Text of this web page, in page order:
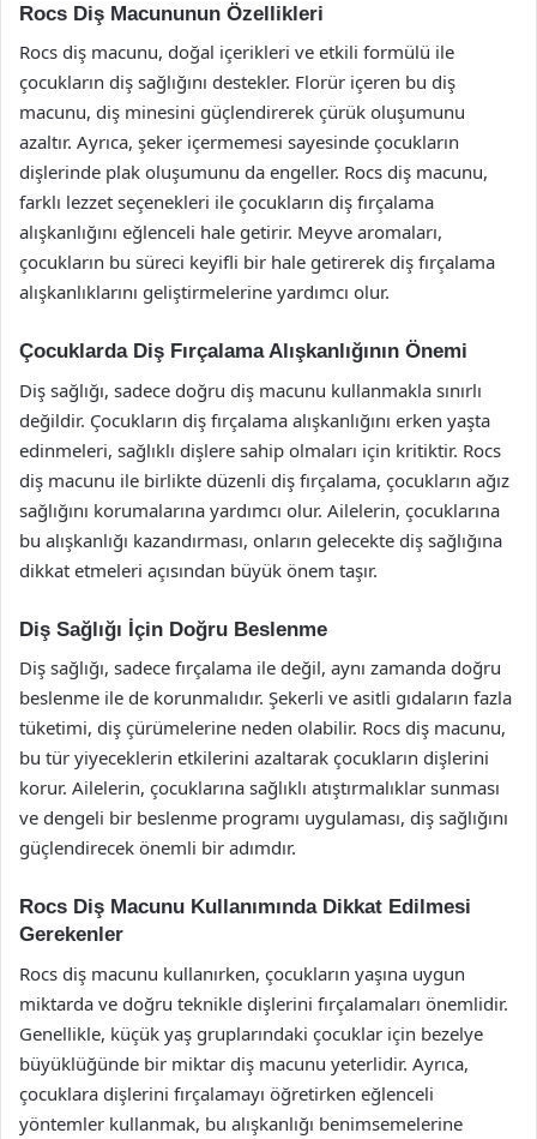
Rocs Diş Macununun Özellikleri
Rocs diş macunu, doğal içerikleri ve etkili formülü ile
çocukların diş sağlığını destekler. Florür içeren bu diş
macunu, diş minesini güçlendirerek çürük oluşumunu
azaltır. Ayrıca, şeker içermemesi sayesinde çocukların
dişlerinde plak oluşumunu da engeller. Rocs diş macunu,
farklı lezzet seçenekleri ile çocukların diş fırçalama
alışkanlığını eğlenceli hale getirir. Meyve aromaları,
çocukların bu süreci keyifli bir hale getirerek diş fırçalama
alışkanlıklarını geliştirmelerine yardımcı olur.
Çocuklarda Diş Fırçalama Alışkanlığının Önemi
Diş sağlığı, sadece doğru diş macunu kullanmakla sınırlı
değildir. Çocukların diş fırçalama alışkanlığını erken yaşta
edinmeleri, sağlıklı dişlere sahip olmaları için kritiktir. Rocs
diş macunu ile birlikte düzenli diş fırçalama, çocukların ağız
sağlığını korumalarına yardımcı olur. Ailelerin, çocuklarına
bu alışkanlığı kazandırması, onların gelecekte diş sağlığına
dikkat etmeleri açısından büyük önem taşır.
Diş Sağlığı İçin Doğru Beslenme
Diş sağlığı, sadece fırçalama ile değil, aynı zamanda doğru
beslenme ile de korunmalıdır. Şekerli ve asitli gıdaların fazla
tüketimi, diş çürümelerine neden olabilir. Rocs diş macunu,
bu tür yiyeceklerin etkilerini azaltarak çocukların dişlerini
korur. Ailelerin, çocuklarına sağlıklı atıştırmalıklar sunması
ve dengeli bir beslenme programı uygulaması, diş sağlığını
güçlendirecek önemli bir adımdır.
Rocs Diş Macunu Kullanımında Dikkat Edilmesi
Gerekenler
Rocs diş macunu kullanırken, çocukların yaşına uygun
miktarda ve doğru teknikle dişlerini fırçalamaları önemlidir.
Genellikle, küçük yaş gruplarındaki çocuklar için bezelye
büyüklüğünde bir miktar diş macunu yeterlidir. Ayrıca,
çocuklara dişlerini fırçalamayı öğretirken eğlenceli
yöntemler kullanmak, bu alışkanlığı benimsemelerine